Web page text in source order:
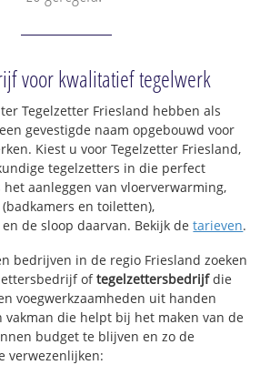
voor kwalitatief tegelwerk
Tegelzetter Friesland hebben als
gevestigde naam opgebouwd voor
Kiest u voor Tegelzetter Friesland,
tegelzetters in die perfect
aanleggen van vloerverwarming,
en toiletten),
de sloop daarvan. Bekijk detarieven.
bedrijven in de regio Friesland zoeken
oftegelzettersbedrijfdie
voegwerkzaamheden uit handen
vakman die helpt bij het maken van de
budget te blijven en zo de
verwezenlijken: